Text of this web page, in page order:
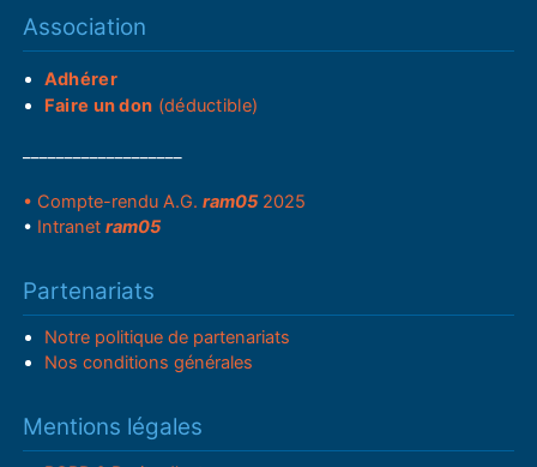
Association
Adhérer
Faire un don (déductible)
• Compte-rendu A.G.ram05 2025
• Intranetram05
Partenariats
Notre politique de partenariats
Nos conditions générales
Mentions légales